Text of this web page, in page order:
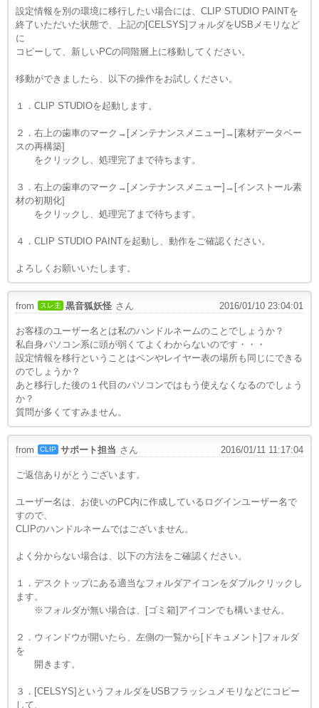
設定情報を別の環境に移行したい場合には、CLIP STUDIO PAINTを
終了いただいた状態で、上記の[CELSYS]フォルダをUSBメモリなど
に
コピーして、新しいPCの同階層上に移動してください。
移動ができましたら、以下の操作をお試しください。
１．CLIP STUDIOを起動します。
２．右上の歯車のマーク→[メンテナンスメニュー]→[素材データベー
スの再構築]
をクリックし、処理完了まで待ちます。
３．右上の歯車のマーク→[メンテナンスメニュー]→[インストール素
材の初期化]
をクリックし、処理完了まで待ちます。
４．CLIP STUDIO PAINTを起動し、動作をご確認ください。
よろしくお願いいたします。
from スレ主 黒音狐妖怪 さん 2016/01/10 23:04:01
お客様のユーザー名とは私のハンドルネームのことでしょうか？
私自身パソコン系に頭が弱くてよくわからないのです・・・
設定情報を移行ということはペンやレイヤー表の場所も同じにできる
のでしょうか？
あと移行した後の１代目のパソコンではもう使えなくなるのでしょう
か？
質問が多くてすみません。
from CLIP サポート担当 さん 2016/01/11 11:17:04
ご返信ありがとうございます。
ユーザー名は、お使いのPC内に作成しているログインユーザー名で
すので、
CLIPのハンドルネームではございません。
よく分からない場合は、以下の方法をご確認ください。
１．デスクトップにある適当なフォルダアイコンをダブルクリックし
ます。
※フォルダが無い場合は、[ゴミ箱]アイコンでも構いません。
２．ウィンドウが開いたら、左側の一覧から[ドキュメント]フォルダ
を
開きます。
３．[CELSYS]というフォルダをUSBフラッシュメモリなどにコピー
して、